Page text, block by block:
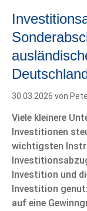
30.03.2026 von
Viele kleinere
Investitionen
wichtigsten
Investition und
Investition
auf eine